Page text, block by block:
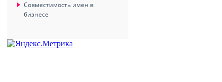
Совместимость имен в
бизнесе